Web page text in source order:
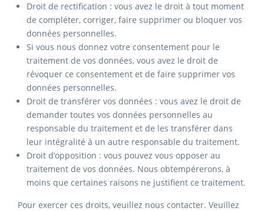
Droit de rectification : vous avez le droit à tout moment
de compléter, corriger, faire supprimer ou bloquer vos
données personnelles.
Si vous nous donnez votre consentement pour le
traitement de vos données, vous avez le droit de
révoquer ce consentement et de faire supprimer vos
données personnelles.
Droit de transférer vos données : vous avez le droit de
demander toutes vos données personnelles au
responsable du traitement et de les transférer dans
leur intégralité à un autre responsable du traitement.
Droit d’opposition : vous pouvez vous opposer au
traitement de vos données. Nous obtempérerons, à
moins que certaines raisons ne justifient ce traitement.
Pour exercer ces droits, veuillez nous contacter. Veuillez